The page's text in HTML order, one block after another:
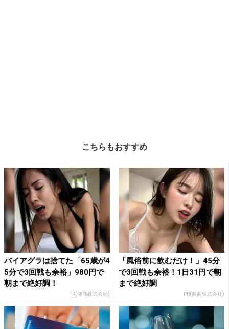
こちらもおすすめ
バイアグラは捨てた「65歳が4
5分で3回戦も余裕」980円で
朝まで絶好調！
PR(健商株式会社)
「風俗前に飲むだけ！」45分
で3回戦も余裕！1日31円で朝
まで絶好調
PR(健商株式会社)